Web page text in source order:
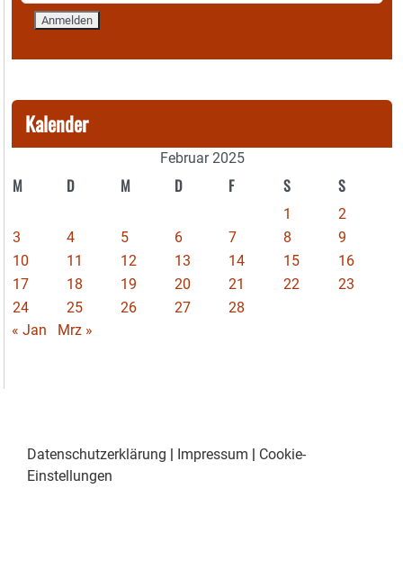
Kalender
Februar 2025
M D M D F S S
1
2
3
4 5 6 7 8
9
10
11 12 13 14 15
16
17
18 19 20 21 22
23
24
25 26 27
28
« Jan
Mrz »
Datenschutzerklärung Impressum
Cookie-
Einstellungen